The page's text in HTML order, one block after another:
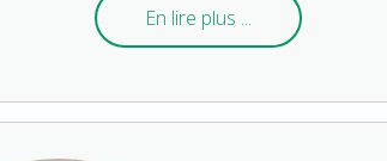
En lire plus ...